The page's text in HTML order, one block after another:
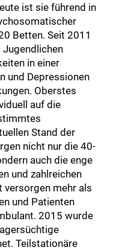
ist sie führend in
Betten. Seit 2011
Jugendlichen
in einer
und Depressionen
Oberstes
auf die
Stand der
nicht nur die 40-
auch die enge
und zahlreichen
versorgen mehr als
und Patienten
2015 wurde
Teilstationäre